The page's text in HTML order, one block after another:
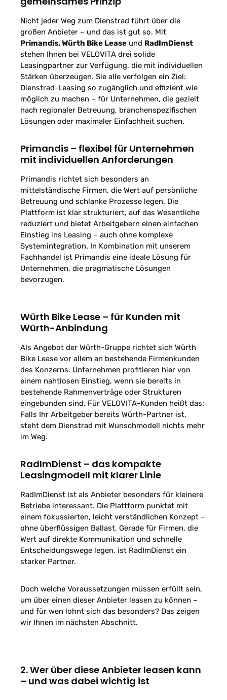
Nicht jeder Weg zum Dienstrad führt über die
großen Anbieter – und das ist gut so. Mit
Primandis, Würth Bike Lease und RadImDienst
stehen Ihnen bei VELOVITA drei solide
Leasingpartner zur Verfügung, die mit individuellen
Stärken überzeugen. Sie alle verfolgen ein Ziel:
Dienstrad-Leasing so zugänglich und effizient wie
möglich zu machen – für Unternehmen, die gezielt
nach regionaler Betreuung, branchenspezifischen
Lösungen oder maximaler Einfachheit suchen.
Primandis – flexibel für Unternehmen
mit individuellen Anforderungen
Primandis richtet sich besonders an
mittelständische Firmen, die Wert auf persönliche
Betreuung und schlanke Prozesse legen. Die
Plattform ist klar strukturiert, auf das Wesentliche
reduziert und bietet Arbeitgebern einen einfachen
Einstieg ins Leasing – auch ohne komplexe
Systemintegration. In Kombination mit unserem
Fachhandel ist Primandis eine ideale Lösung für
Unternehmen, die pragmatische Lösungen
bevorzugen.
Würth Bike Lease – für Kunden mit
Würth-Anbindung
Als Angebot der Würth-Gruppe richtet sich Würth
Bike Lease vor allem an bestehende Firmenkunden
des Konzerns. Unternehmen profitieren hier von
einem nahtlosen Einstieg, wenn sie bereits in
bestehende Rahmenverträge oder Strukturen
eingebunden sind. Für VELOVITA-Kunden heißt das:
Falls Ihr Arbeitgeber bereits Würth-Partner ist,
steht dem Dienstrad mit Wunschmodell nichts mehr
im Weg.
RadImDienst – das kompakte
Leasingmodell mit klarer Linie
RadImDienst ist als Anbieter besonders für kleinere
Betriebe interessant. Die Plattform punktet mit
einem fokussierten, leicht verständlichen Konzept –
ohne überflüssigen Ballast. Gerade für Firmen, die
Wert auf direkte Kommunikation und schnelle
Entscheidungswege legen, ist RadImDienst ein
starker Partner.
Doch welche Voraussetzungen müssen erfüllt sein,
um über einen dieser Anbieter leasen zu können –
und für wen lohnt sich das besonders? Das zeigen
wir Ihnen im nächsten Abschnitt.
2. Wer über diese Anbieter leasen kann
– und was dabei wichtig ist